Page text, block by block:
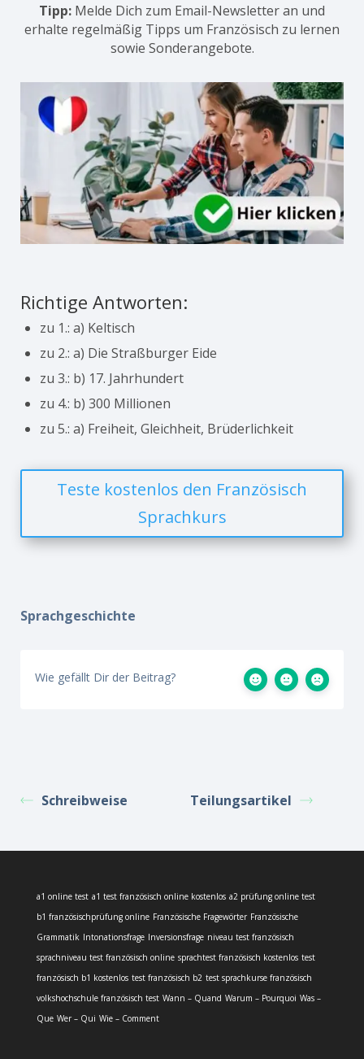
Tipp: Melde Dich zum Email-Newsletter an und
erhalte regelmäßig Tipps um Französisch zu lernen
sowie Sonderangebote.
Richtige Antworten:
zu 1.: a) Keltisch
zu 2.: a) Die Straßburger Eide
zu 3.: b) 17. Jahrhundert
zu 4.: b) 300 Millionen
zu 5.: a) Freiheit, Gleichheit, Brüderlichkeit
Teste kostenlos den Französisch
Sprachkurs
Sprachgeschichte
Wie gefällt Dir der Beitrag?
Schreibweise Teilungsartikel
a1 online test a1 test französisch online kostenlos a2 prüfung online test
b1 französischprüfung online Französische Fragewörter Französische
Grammatik Intonationsfrage Inversionsfrage niveau test französisch
sprachniveau test französisch online sprachtest französisch kostenlos test
französisch b1 kostenlos test französisch b2 test sprachkurse französisch
volkshochschule französisch test Wann – Quand Warum – Pourquoi Was –
Que Wer – Qui Wie – Comment